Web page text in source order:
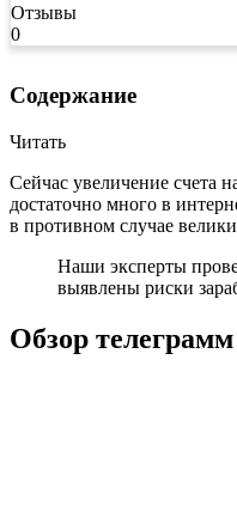
Отзывы
0
Содержание
Читать
Сейчас увеличение счета
достаточно много в
в противном случае
Наши эксперты
выявлены риски
Обзор